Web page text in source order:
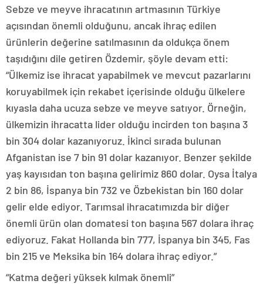
Sebze ve meyve ihracatının artmasının Türkiye
açısından önemli olduğunu, ancak ihraç edilen
ürünlerin değerine satılmasının da oldukça önem
taşıdığını dile getiren Özdemir, şöyle devam etti:
“Ülkemiz ise ihracat yapabilmek ve mevcut pazarlarını
koruyabilmek için rekabet içerisinde olduğu ülkelere
kıyasla daha ucuza sebze ve meyve satıyor. Örneğin,
ülkemizin ihracatta lider olduğu incirden ton başına 3
bin 304 dolar kazanıyoruz. İkinci sırada bulunan
Afganistan ise 7 bin 91 dolar kazanıyor. Benzer şekilde
yaş kayısıdan ton başına gelirimiz 860 dolar. Oysa İtalya
2 bin 86, İspanya bin 732 ve Özbekistan bin 160 dolar
gelir elde ediyor. Tarımsal ihracatımızda bir diğer
önemli ürün olan domatesi ton başına 567 dolara ihraç
ediyoruz. Fakat Hollanda bin 777, İspanya bin 345, Fas
bin 215 ve Meksika bin 164 dolara ihraç ediyor.”
“Katma değeri yüksek kılmak önemli”